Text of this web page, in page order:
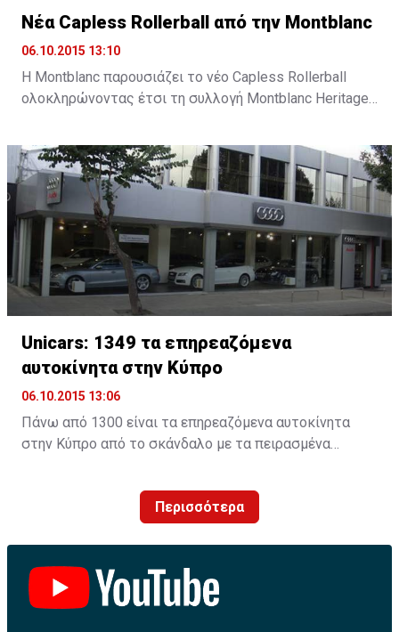
Νέα Capless Rollerball από την Montblanc
06.10.2015 13:10
Η Montblanc παρουσιάζει το νέο Capless Rollerball
ολοκληρώνοντας έτσι τη συλλογή Montblanc Heritage
καινοτομία και τη σχεδιαστική παράδοση της
Montblanc.
Unicars: 1349 τα επηρεαζόμενα
αυτοκίνητα στην Κύπρο
06.10.2015 13:06
Πάνω από 1300 είναι τα επηρεαζόμενα αυτοκίνητα
στην Κύπρο από το σκάνδαλο με τα πειρασμένα
αντιπρόσωπος της Volkswagen AG στην Κύπρο,
ενημερώνει για τις προσεχείς ενέργειες που αφορούν
πετρελαιοκίνητα οχήματα με κινητήρες EA 189.
Περισσότερα